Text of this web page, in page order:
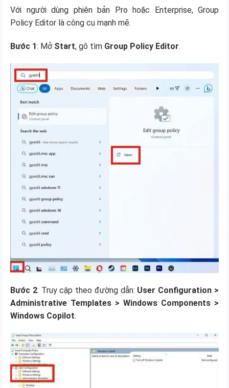
Với người dùng phiên bản Pro hoặc Enterprise, Group
Policy Editor là công cụ mạnh mẽ.
Bước 1: Mở Start, gõ tìm Group Policy Editor.
Bước 2: Truy cập theo đường dẫn: User Configuration >
Administrative Templates > Windows Components >
Windows Copilot.